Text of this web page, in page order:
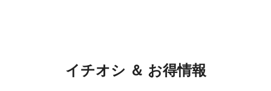
イチオシ ＆ お得情報